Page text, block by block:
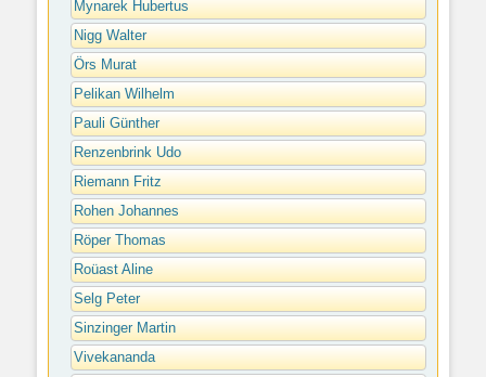
Mynarek Hubertus
Nigg Walter
Örs Murat
Pelikan Wilhelm
Pauli Günther
Renzenbrink Udo
Riemann Fritz
Rohen Johannes
Röper Thomas
Roüast Aline
Selg Peter
Sinzinger Martin
Vivekananda